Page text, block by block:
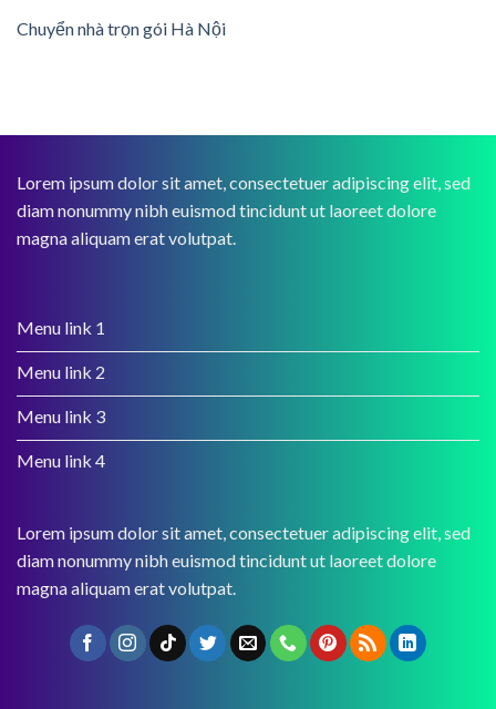
Chuyển nhà trọn gói Hà Nội
Lorem ipsum dolor sit amet, consectetuer adipiscing elit, sed
diam nonummy nibh euismod tincidunt ut laoreet dolore
magna aliquam erat volutpat.
Menu link 1
Menu link 2
Menu link 3
Menu link 4
Lorem ipsum dolor sit amet, consectetuer adipiscing elit, sed
diam nonummy nibh euismod tincidunt ut laoreet dolore
magna aliquam erat volutpat.